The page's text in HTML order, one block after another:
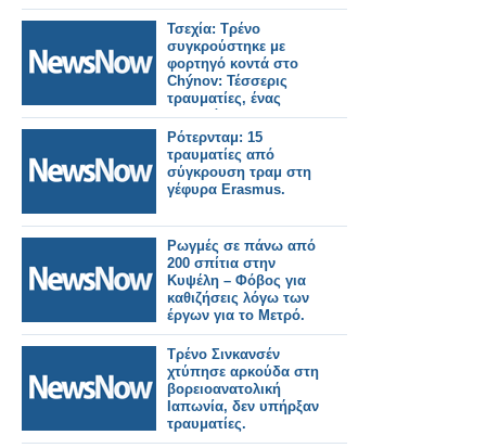
Τσεχία: Τρένο
συγκρούστηκε με
φορτηγό κοντά στο
Chýnov: Τέσσερις
τραυματίες, ένας
σοβαρά.
Ρότερνταμ: 15
τραυματίες από
σύγκρουση τραμ στη
γέφυρα Erasmus.
Ρωγμές σε πάνω από
200 σπίτια στην
Κυψέλη – Φόβος για
καθιζήσεις λόγω των
έργων για το Μετρό.
Τρένο Σινκανσέν
χτύπησε αρκούδα στη
βορειοανατολική
Ιαπωνία, δεν υπήρξαν
τραυματίες.